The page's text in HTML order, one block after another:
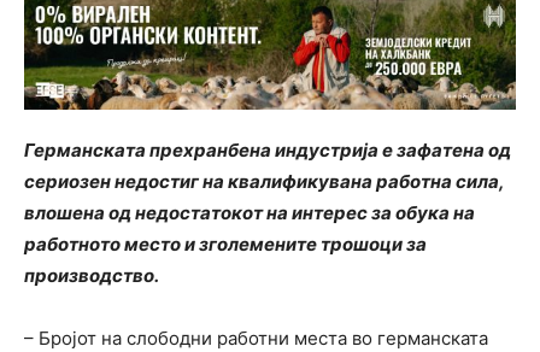
Германската прехранбена индустрија е зафатена од
сериозен недостиг на квалификувана работна сила,
влошена од недостатокот на интерес за обука на
работното место и зголемените трошоци за
производство.
– Бројот на слободни работни места во германската